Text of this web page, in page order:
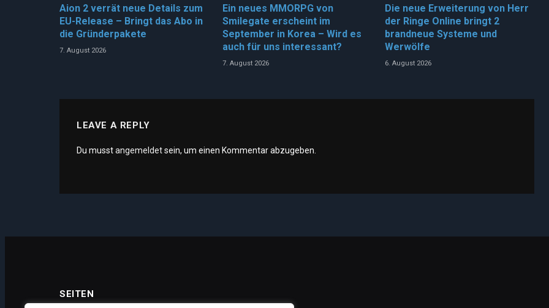
Aion 2 verrät neue Details zum
EU-Release – Bringt das Abo in
die Gründerpakete
7. August 2026
Ein neues MMORPG von
Smilegate erscheint im
September in Korea – Wird es
auch für uns interessant?
7. August 2026
Die neue Erweiterung von Herr
der Ringe Online bringt 2
brandneue Systeme und
Werwölfe
6. August 2026
LEAVE A REPLY
Du musstangemeldetsein, um einen Kommentar abzugeben.
SEITEN